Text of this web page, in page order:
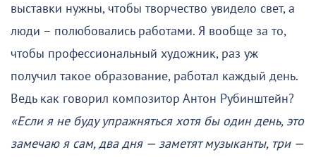
выставки нужны, чтобы творчество увидело свет, а
люди – полюбовались работами. Я вообще за то,
чтобы профессиональный художник, раз уж
получил такое образование, работал каждый день.
Ведь как говорил композитор Антон Рубинштейн?
«Если я не буду упражняться хотя бы один день, это
замечаю я сам, два дня — заметят музыканты, три —